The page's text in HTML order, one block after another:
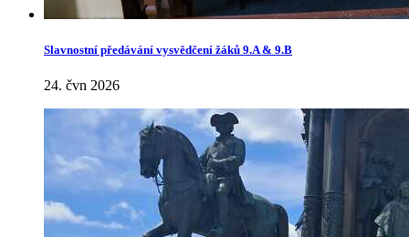
Slavnostní předávání vysvědčení žáků 9.A & 9.B
24. čvn 2026